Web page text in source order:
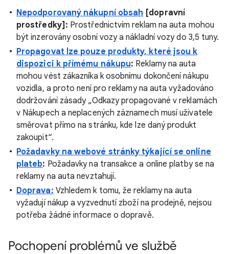
Nepodporovaný nákupní obsah [dopravní
prostředky]: Prostřednictvím reklam na auta mohou
být inzerovány osobní vozy a nákladní vozy do 3,5 tuny.
Propagovat lze pouze produkty, které jsou k
dispozici k přímému nákupu: Reklamy na auta
mohou vést zákazníka k osobnímu dokončení nákupu
vozidla, a proto není pro reklamy na auta vyžadováno
dodržování zásady „Odkazy propagované v reklamách
v Nákupech a neplacených záznamech musí uživatele
směrovat přímo na stránku, kde lze daný produkt
zakoupit“.
Požadavky na webové stránky týkající se online
plateb: Požadavky na transakce a online platby se na
reklamy na auta nevztahují.
Doprava: Vzhledem k tomu, že reklamy na auta
vyžadují nákup a vyzvednutí zboží na prodejně, nejsou
potřeba žádné informace o dopravě.
Pochopení problémů ve službě